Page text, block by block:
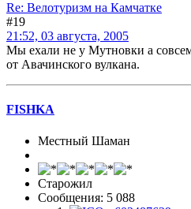
Re: Велотуризм на Камчатке
#19
21:52, 03 августа, 2005
Мы ехали не у Мутновки а
от Авачинского вулкана.
FISHKA
Местный Шаман
Старожил
Сообщения: 5 088